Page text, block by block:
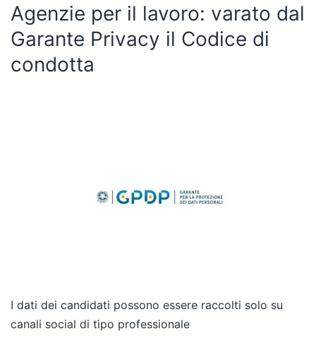
Agenzie per il lavoro: varato dal
Garante Privacy il Codice di
condotta
I dati dei candidati possono essere raccolti solo su
canali social di tipo professionale